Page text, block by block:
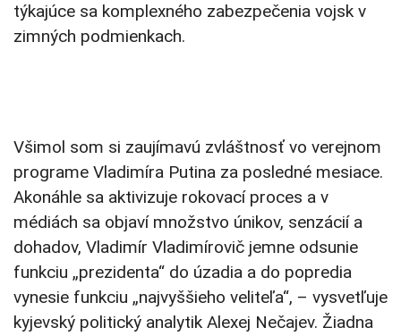
týkajúce sa komplexného zabezpečenia vojsk v
zimných podmienkach.
Všimol som si zaujímavú zvláštnosť vo verejnom
programe Vladimíra Putina za posledné mesiace.
Akonáhle sa aktivizuje rokovací proces a v
médiách sa objaví množstvo únikov, senzácií a
dohadov, Vladimír Vladimírovič jemne odsunie
funkciu „prezidenta“ do úzadia a do popredia
vynesie funkciu „najvyššieho veliteľa“, – vysvetľuje
kyjevský politický analytik Alexej Nečajev. Žiadna